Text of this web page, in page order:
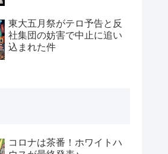
東大五月祭がテロ予告と反
社集団の妨害で中止に追い
込まれた件
コロナは茶番！ホワイトハ